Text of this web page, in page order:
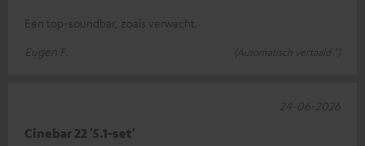
Een top-soundbar, zoals verwacht.
Eugen F.
(Automatisch vertaald *)
Cinebar 22 '5.1-set'
24-06-2026